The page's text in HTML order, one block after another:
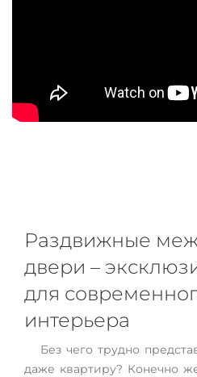
Раздвижные
двери –
для
интерьера
Без чего трудно
даже квартиру? Конечно